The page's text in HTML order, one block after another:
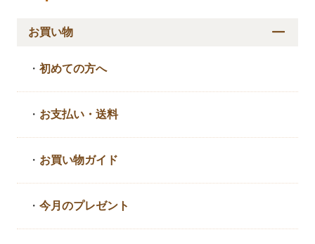
お買い物
・初めての方へ
・ お支払い・送料
・ お買い物ガイド
・今月のプレゼント